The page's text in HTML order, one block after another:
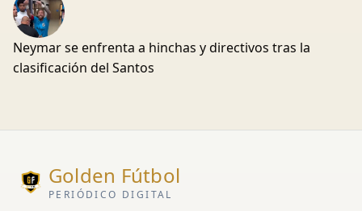
Neymar se enfrenta a hinchas y directivos tras la
clasificación del Santos
Golden Fútbol
PERIÓDICO DIGITAL